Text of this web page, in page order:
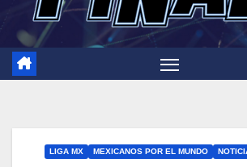
LIGA MX MEXICANOS POR EL MUNDO